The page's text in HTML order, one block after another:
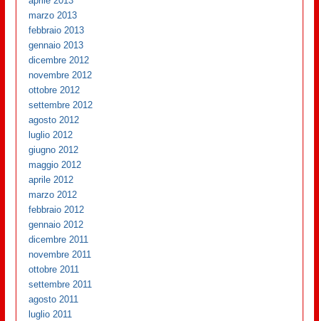
marzo 2013
febbraio 2013
gennaio 2013
dicembre 2012
novembre 2012
ottobre 2012
settembre 2012
agosto 2012
luglio 2012
giugno 2012
maggio 2012
aprile 2012
marzo 2012
febbraio 2012
gennaio 2012
dicembre 2011
novembre 2011
ottobre 2011
settembre 2011
agosto 2011
luglio 2011